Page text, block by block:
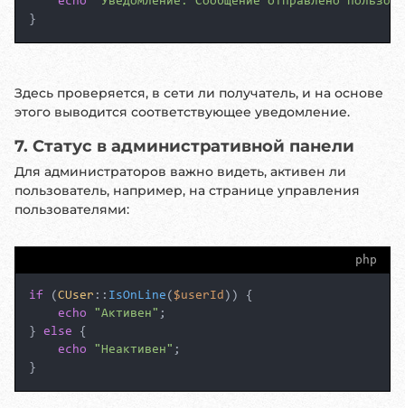
}
Здесь проверяется, в сети ли получатель, и на основе
этого выводится соответствующее уведомление.
7. Статус в административной панели
Для администраторов важно видеть, активен ли
пользователь, например, на странице управления
пользователями:
php
if ( CUser :: IsOnLine ( $userId )) {
echo
"Активен" ;
} else {
echo
"Неактивен" ;
}